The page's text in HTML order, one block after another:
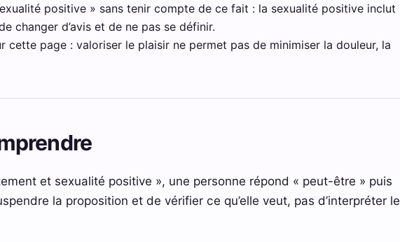
positive » sans tenir compte de ce fait : la sexualité positive inclut
changer d’avis et de ne pas se définir.
cette page : valoriser le plaisir ne permet pas de minimiser la douleur, la
et sexualité positive », une personne répond « peut-être » puis
la proposition et de vérifier ce qu’elle veut, pas d’interpréter le